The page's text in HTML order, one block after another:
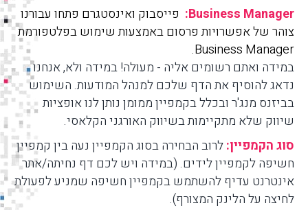
Business Manager: פייסבוק ואינסטגרם פתחו עבורנו
צוהר של אפשרויות פרסום באמצעות שימוש בפלטפורמת
Business Manager.
במידה ואתם רשומים אליה - מעולה! במידה ולא, אנחנו
נדאג להוסיף את הדף שלכם למנהל המודעות. השימוש
בביזנס מנג'ר ובכלל בקמפיין ממומן נותן לנו אופציות
שיווק שלא מתקיימות בשיווק האורגני הקלאסי.
סוג הקמפיין:לרוב הבחירה בסוג הקמפיין נעה בין קמפיין
חשיפה לקמפיין לידים. (במידה ויש לכם דף נחיתה/אתר
אינטרנט עדיף להשתמש בקמפיין חשיפה שמניע לפעולת
לחיצה על הלינק המצורף).